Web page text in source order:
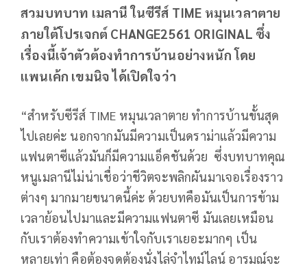
สวมบทบาท เมลานี ในซีรีส์ TIME หมุนเวลาตาย
ภายใต้โปรเจกต์ CHANGE2561 ORIGINAL ซึ่ง
เรื่องนี้เจ้าตัวต้องทำการบ้านอย่างหนัก โดย
แพนเค้ก เขมนิจ ได้เปิดใจว่า
“สำหรับซีรีส์ TIME หมุนเวลาตาย ทำการบ้านขั้นสุด
ไปเลยค่ะ นอกจากมันมีความเป็นดราม่าแล้วมีความ
แฟนตาซีแล้วมันก็มีความแอ็คชันด้วย ซึ่งบทบาทคุณ
หนูเมลานีไม่น่าเชื่อว่าชีวิตจะพลิกผันมาเจอเรื่องราว
ต่างๆ มากมายขนาดนี้ค่ะ ด้วยบทคือมันเป็นการข้าม
เวลาย้อนไปมาและมีความแฟนตาซี มันเลยเหมือน
กับเราต้องทำความเข้าใจกับเราเยอะมากๆ เป็น
หลายเท่า คือต้องจดต้องนั่งไล่จำไทม์ไลน์ อารมณ์จะ